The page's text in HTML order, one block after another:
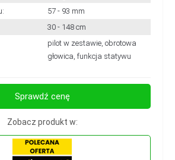
57 - 93 mm
30 - 148 cm
pilot w zestawie, obrotowa
głowica, funkcja statywu
Sprawdź cenę
Zobacz produkt w: